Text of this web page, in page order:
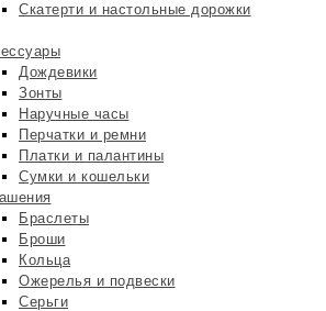
Скатерти и настольные дорожки
Дождевики
Зонты
Наручные часы
Перчатки и ремни
Платки и палантины
Сумки и кошельки
Браслеты
Броши
Кольца
Ожерелья и подвески
Серьги